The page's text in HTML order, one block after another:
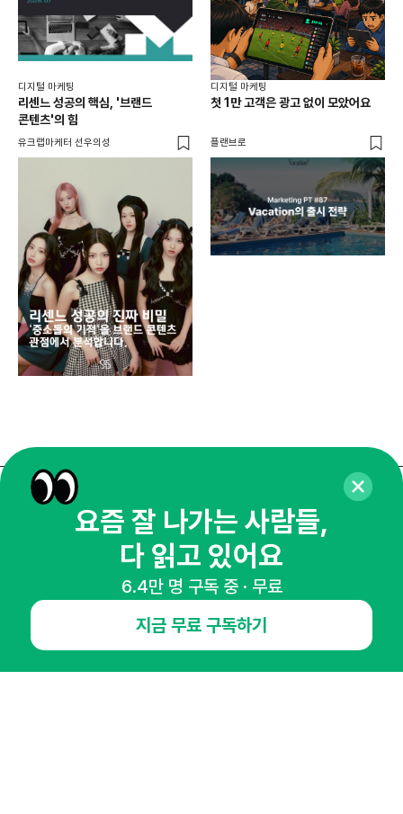
디지털 마케팅
리센느 성공의 핵심, '브랜드
콘텐츠'의 힘
유크랩마케터 선우의성
디지털 마케팅
첫 1만 고객은 광고 없이 모았어요
플랜브로
매주 화요일 아침,
마케팅 감각을 깨워 드릴게요!
65,043명의 마케터를 성장시키는 뉴스레터
요즘 잘 나가는 사람들,
다 읽고 있어요
6.4만 명 구독 중 · 무료
지금 무료 구독하기